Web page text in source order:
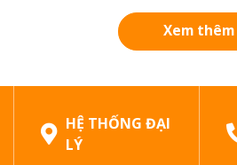
hãng” và “hàng giả, hàng nhái”...
Xem thêm
HỆ THỐNG ĐẠI
LÝ